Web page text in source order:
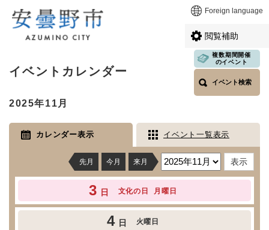
メニューを飛ばして本文へ Foreign language
閲覧補助
文
イベントカレンダー
複数期間開催
のイベント
イベント検索
2025年11月
カレンダー表示 イベント一覧表示
先月 今月 来月
3 日 文化の日 月曜日
4 日 火曜日